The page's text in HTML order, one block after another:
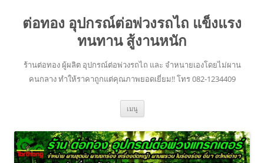
เนื้อหา
ต่อทอง อุปกรณ์ต่อพ่วงรถไถ แข็งแรง
ทนทาน สู้งานหนัก
ร้านต่อทอง ผู้ผลิต อุปกรณ์ต่อพ่วงรถไถ และ จำหนายเองโดยไม่ผาน
คนกลาง ทำให้ราคาถูกแต่คุณภาพยอดเยี่ยม!! โทร 082-1234409
เมนู